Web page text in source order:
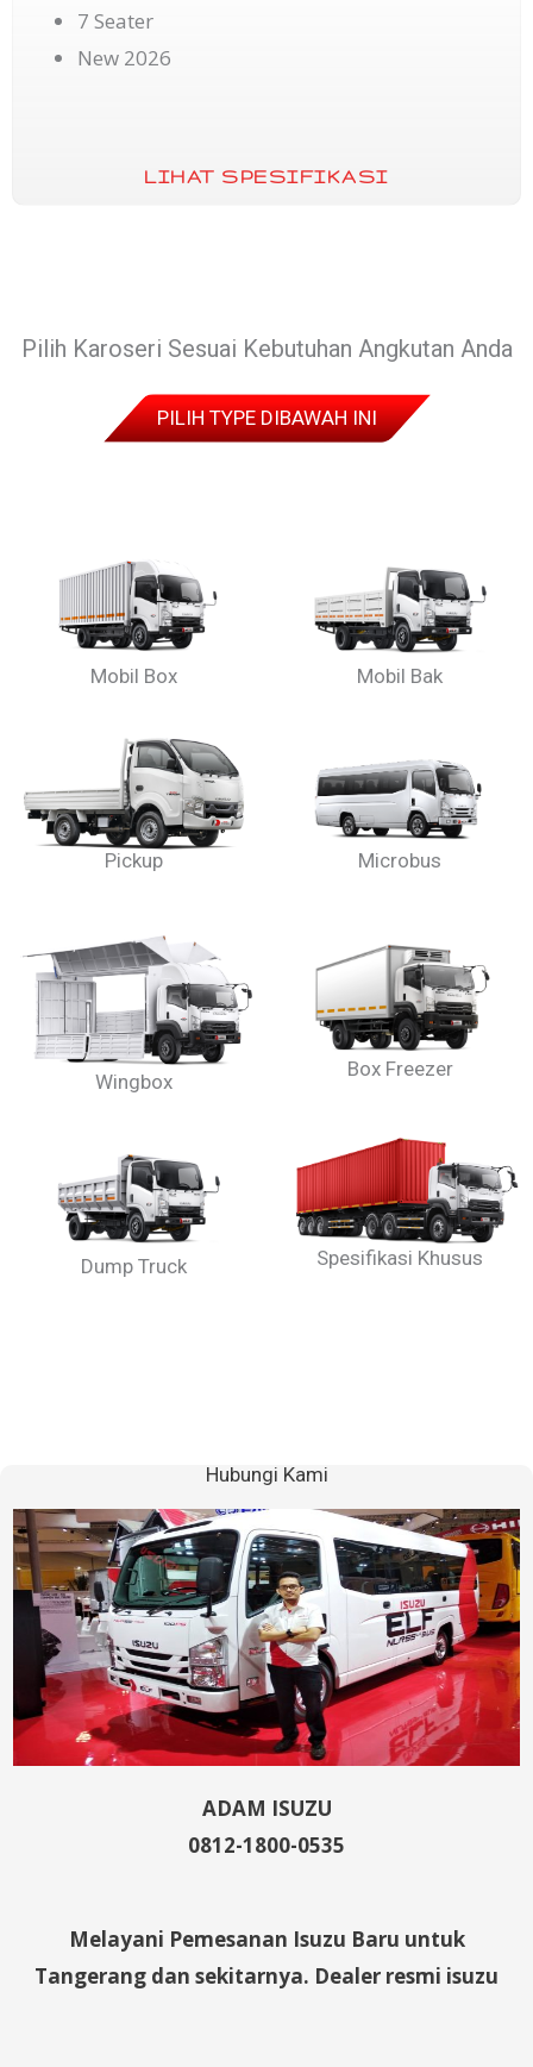
7 Seater
New 2026
LIHAT SPESIFIKASI
Pilih Karoseri Sesuai Kebutuhan Angkutan Anda
PILIH TYPE DIBAWAH INI
Mobil Box Mobil Bak
Pickup Microbus
Wingbox
Box Freezer
Dump Truck Spesifikasi Khusus
Hubungi Kami
ADAM ISUZU
0812-1800-0535
Melayani Pemesanan Isuzu Baru untuk
Tangerang dan sekitarnya. Dealer resmi isuzu